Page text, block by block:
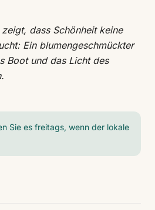
dass Schönheit keine
Ein blumengeschmückter
Boot und das Licht des
Sie es freitags, wenn der lokale